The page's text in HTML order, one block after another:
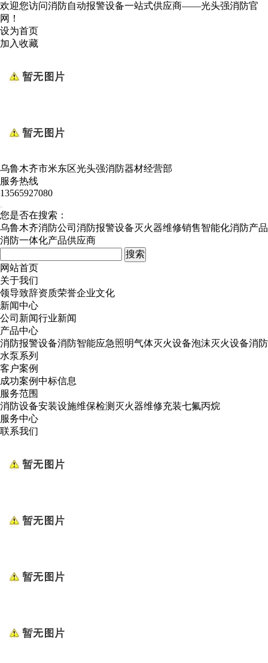
欢迎您访问消防自动报警设备一站式供应商——光头强消防官
网！
设为首页
加入收藏
乌鲁木齐市米东区光头强消防器材经营部
服务热线
13565927080
您是否在搜索：
乌鲁木齐消防公司 消防报警设备灭火器维修销售智能化消防产品
消防一体化产品供应商
网站首页
关于我们
领导致辞资质荣誉企业文化
新闻中心
公司新闻行业新闻
产品中心
消防报警设备消防智能应急照明气体灭火设备泡沫灭火设备消防
水泵系列
客户案例
成功案例中标信息
服务范围
消防设备安装设施维保检测 灭火器维修充装七氟丙烷
服务中心
联系我们